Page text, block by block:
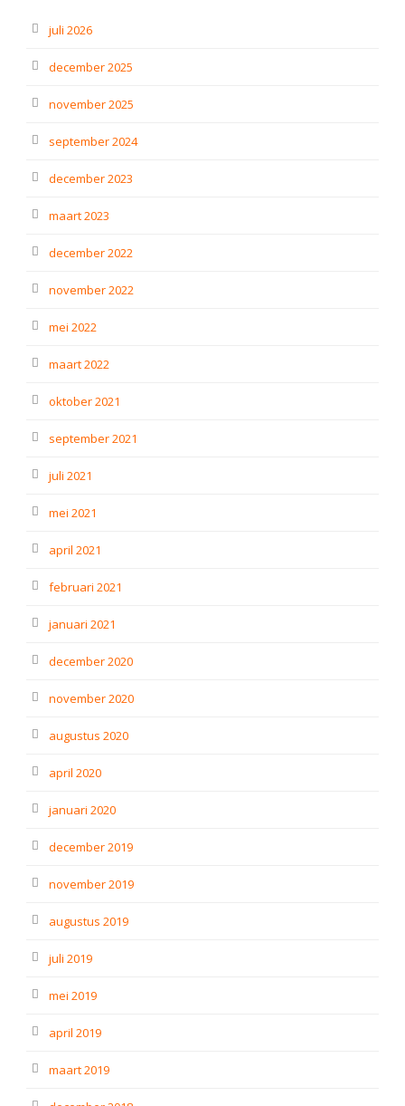
juli 2026
december 2025
november 2025
september 2024
december 2023
maart 2023
december 2022
november 2022
mei 2022
maart 2022
oktober 2021
september 2021
juli 2021
mei 2021
april 2021
februari 2021
januari 2021
december 2020
november 2020
augustus 2020
april 2020
januari 2020
december 2019
november 2019
augustus 2019
juli 2019
mei 2019
april 2019
maart 2019